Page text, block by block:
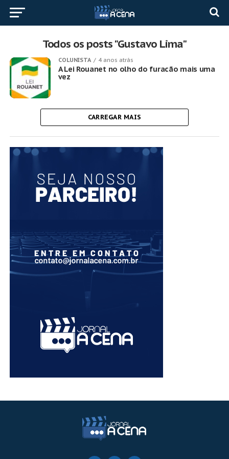
Todos os posts "Gustavo Lima"
COLUNISTA 4 anos atrás
A Lei Rouanet no olho do furacão mais uma
vez
CARREGAR MAIS